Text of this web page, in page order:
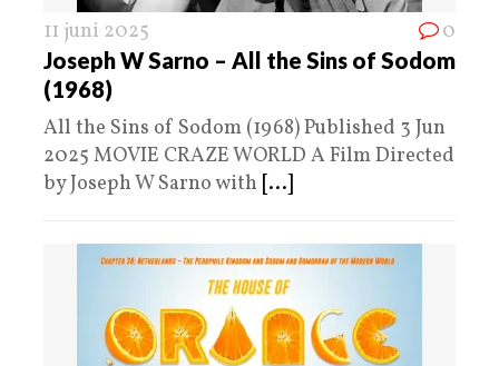
11 juni 2025 0
Joseph W Sarno – All the Sins of Sodom
(1968)
All the Sins of Sodom (1968) Published 3 Jun
2025 MOVIE CRAZE WORLD A Film Directed
by Joseph W Sarno with [...]